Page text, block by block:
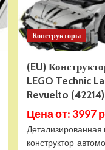
Конструкторы
(EU)
LEGO Technic
Revuelto (42214)
Цена от: 3997
конструктор-